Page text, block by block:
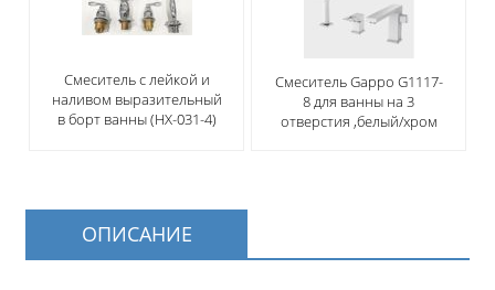
Смеситель с лейкой и
наливом выразительный
в борт ванны (НХ-031-4)
Смеситель Gappo G1117-
8 для ванны на 3
отверстия ,белый/хром
ОПИСАНИЕ